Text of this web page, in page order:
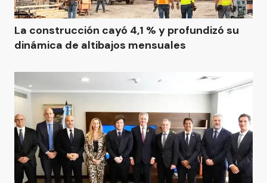
La construcción cayó 4,1 % y profundizó su
dinámica de altibajos mensuales